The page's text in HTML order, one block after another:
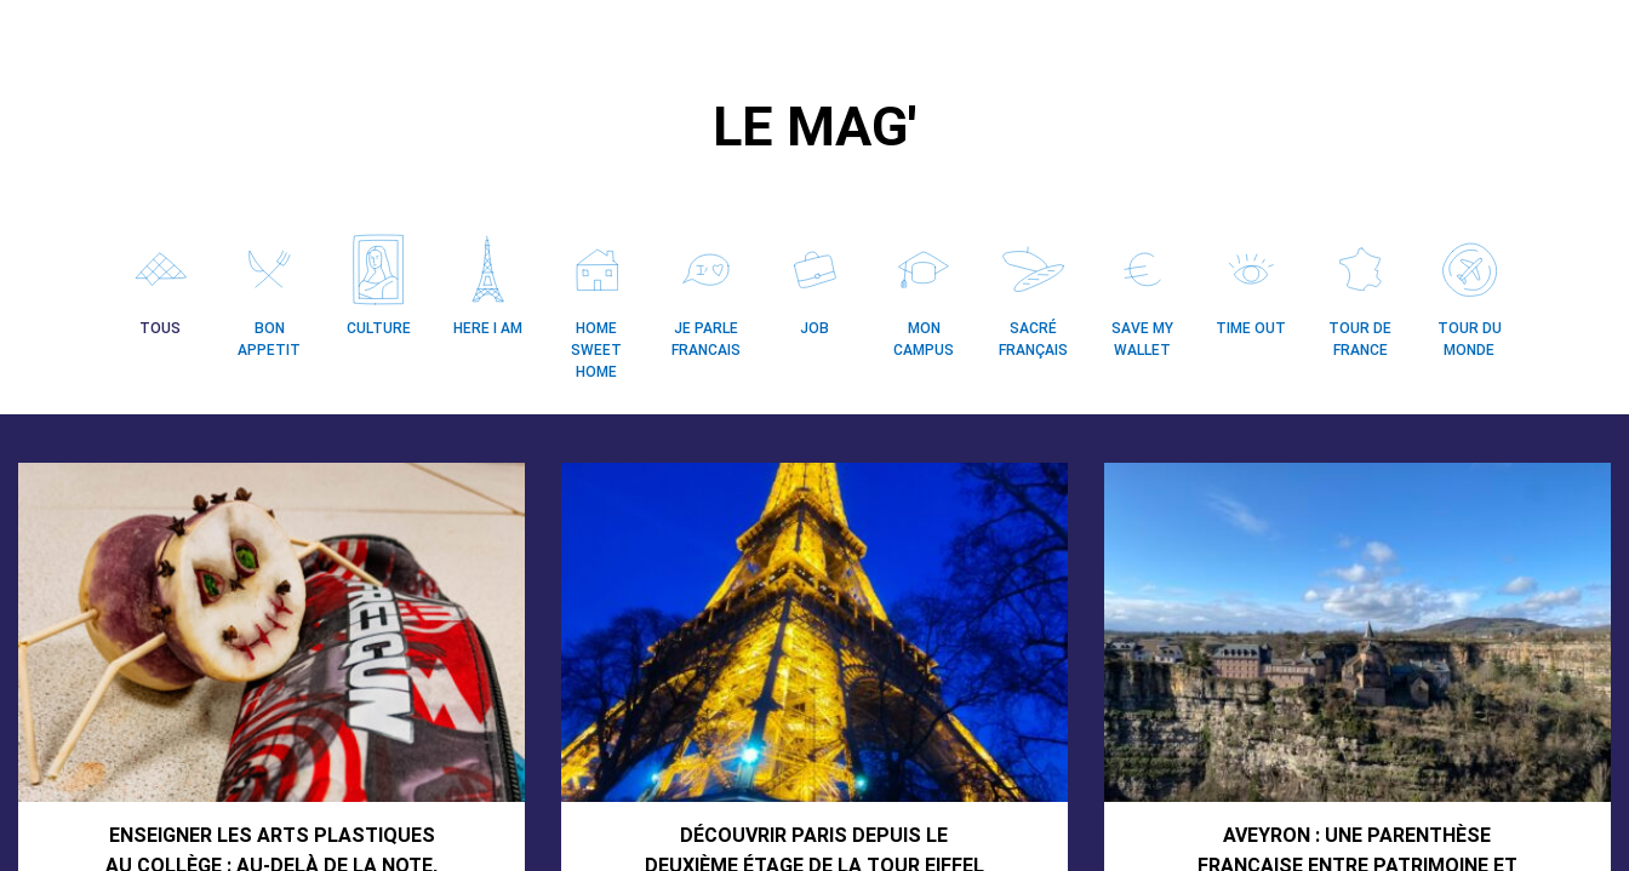
LE MAG'
TOUS
BON
APPETIT
CULTURE HERE I AM
HOME
SWEET
HOME
JE PARLE
FRANCAIS
JOB
MON
CAMPUS
SACRÉ
FRANÇAIS
SAVE MY
WALLET
TIME OUT
TOUR DE
FRANCE
TOUR DU
MONDE
ENSEIGNER LES ARTS PLASTIQUES
AU COLLÈGE : AU-DELÀ DE LA NOTE,
DÉCOUVRIR PARIS DEPUIS LE
DEUXIÈME ÉTAGE DE LA TOUR EIFFEL
AVEYRON : UNE PARENTHÈSE
FRANÇAISE ENTRE PATRIMOINE ET